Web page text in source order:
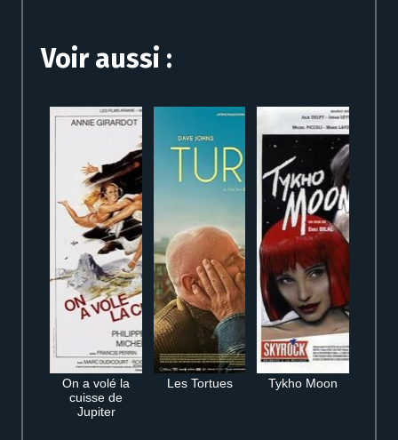
Voir aussi :
On a volé la
cuisse de
Jupiter
Les Tortues Tykho Moon